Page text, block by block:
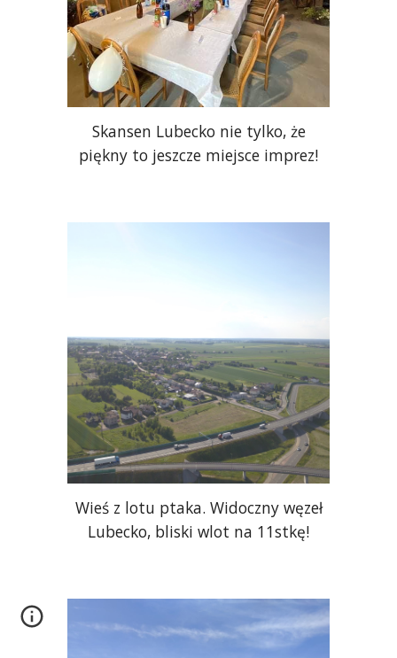
Skansen Lubecko nie tylko, że
piękny to jeszcze miejsce imprez!
Wieś z lotu ptaka. Widoczny węzeł
Lubecko, bliski wlot na 11stkę!